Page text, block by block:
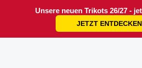
Unsere neuen Trikots 26/27 -
JETZT ENTDECKEN